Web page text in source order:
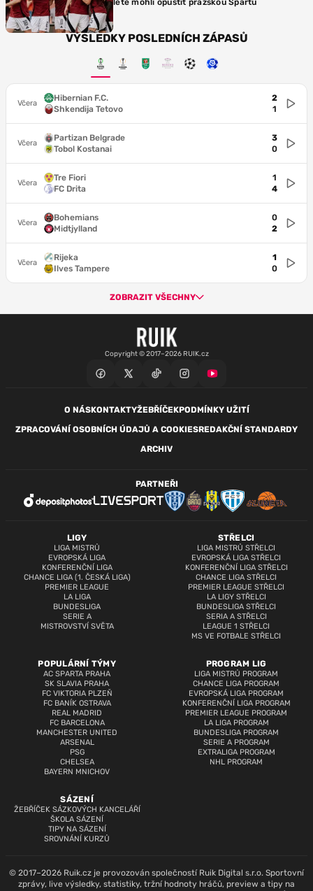
létě mohli opustit pražskou Spartu
VÝSLEDKY POSLEDNÍCH ZÁPASŮ
Včera
Hibernian F.C.
Shkendija Tetovo
2
1
Včera
Partizan Belgrade
Tobol Kostanai
3
0
Včera
Tre Fiori
FC Drita
1
4
Včera
Bohemians
Midtjylland
0
2
Včera
Rijeka
Ilves Tampere
1
0
ZOBRAZIT VŠECHNY
Copyright © 2017–2026 RUIK.cz
O NÁSKONTAKTYŽEBŘÍČEKPODMÍNKY UŽITÍ
ZPRACOVÁNÍ OSOBNÍCH ÚDAJŮ A COOKIESREDAKČNÍ STANDARDY
ARCHIV
LIGY
LIGA MISTRŮ
EVROPSKÁ LIGA
KONFERENČNÍ LIGA
CHANCE LIGA (1. ČESKÁ LIGA)
PREMIER LEAGUE
LA LIGA
BUNDESLIGA
SERIE A
MISTROVSTVÍ SVĚTA
STŘELCI
LIGA MISTRŮ STŘELCI
EVROPSKÁ LIGA STŘELCI
KONFERENČNÍ LIGA STŘELCI
CHANCE LIGA STŘELCI
PREMIER LEAGUE STŘELCI
LA LIGY STŘELCI
BUNDESLIGA STŘELCI
SERIA A STŘELCI
LEAGUE 1 STŘELCI
MS VE FOTBALE STŘELCI
POPULÁRNÍ TÝMY
AC SPARTA PRAHA
SK SLAVIA PRAHA
FC VIKTORIA PLZEŇ
FC BANÍK OSTRAVA
REAL MADRID
FC BARCELONA
MANCHESTER UNITED
ARSENAL
PSG
CHELSEA
BAYERN MNICHOV
PROGRAM LIG
LIGA MISTRŮ PROGRAM
CHANCE LIGA PROGRAM
EVROPSKÁ LIGA PROGRAM
KONFERENČNÍ LIGA PROGRAM
PREMIER LEAGUE PROGRAM
LA LIGA PROGRAM
BUNDESLIGA PROGRAM
SERIE A PROGRAM
EXTRALIGA PROGRAM
NHL PROGRAM
SÁZENÍ
ŽEBŘÍČEK SÁZKOVÝCH KANCELÁŘÍ
ŠKOLA SÁZENÍ
TIPY NA SÁZENÍ
SROVNÁNÍ KURZŮ
PARTNEŘI
© 2017–2026 Ruik.cz je provozován společností Ruik Digital s.r.o. Sportovní
zprávy, live výsledky, statistiky, tržní hodnoty hráčů, preview a tipy na